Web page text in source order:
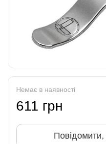
Немає в наявності
611 грн
Повідомити,